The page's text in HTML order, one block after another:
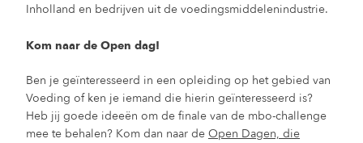
Inholland en bedrijven uit de voedingsmiddelenindustrie.
Kom naar de Open dag!
Ben je geïnteresseerd in een opleiding op het gebied van
Voeding of ken je iemand die hierin geïnteresseerd is?
Heb jij goede ideeën om de finale van de mbo-challenge
mee te behalen? Kom dan naar de Open Dagen, die